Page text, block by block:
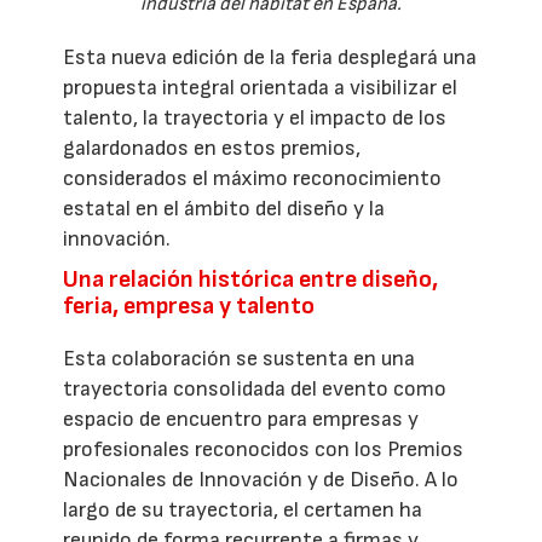
industria del hábitat en España.
Esta nueva edición de la feria desplegará una
propuesta integral orientada a visibilizar el
talento, la trayectoria y el impacto de los
galardonados en estos premios,
considerados el máximo reconocimiento
estatal en el ámbito del diseño y la
innovación.
Una relación histórica entre diseño,
feria, empresa y talento
Esta colaboración se sustenta en una
trayectoria consolidada del evento como
espacio de encuentro para empresas y
profesionales reconocidos con los Premios
Nacionales de Innovación y de Diseño. A lo
largo de su trayectoria, el certamen ha